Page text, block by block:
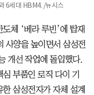
6세대 HBM4. /뉴시스
체 ‘베라 루빈’에 탑재
사양을 높이면서 삼성전
개선 작업에 돌입했다.
부품인 로직 다이 기
삼성전자가 자체 설계